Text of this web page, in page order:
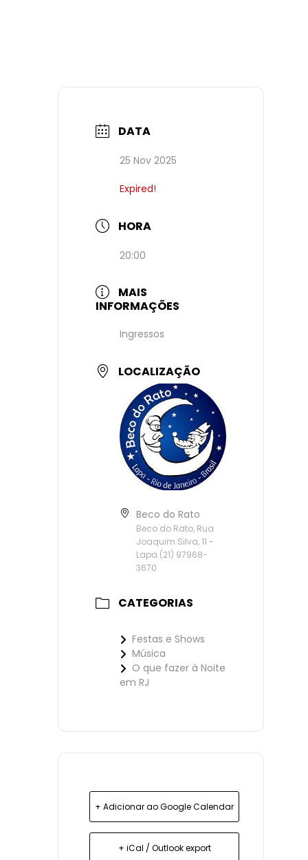
DATA
25 Nov 2025
Expired!
HORA
20:00
MAIS
INFORMAÇÕES
Ingressos
LOCALIZAÇÃO
Beco do Rato
Beco do Rato, Rua
Joaquim Silva, 11 -
Lapa (21) 97968-
3670
CATEGORIAS
Festas e Shows
Música
O que fazer à Noite
em RJ
+ Adicionar ao Google Calendar
+ iCal / Outlook export